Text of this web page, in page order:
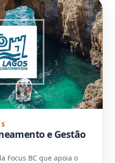
e Gestão
Focus BC que apoia o